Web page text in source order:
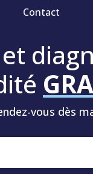
Contact
vous dès